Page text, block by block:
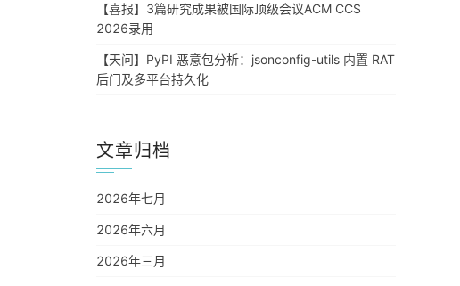
【喜报】3篇研究成果被国际顶级会议ACM CCS
2026录用
【天问】PyPI 恶意包分析：jsonconfig-utils 内置 RAT
后门及多平台持久化
文章归档
2026年七月
2026年六月
2026年三月